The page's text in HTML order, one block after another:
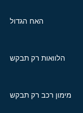
האח הגדול
הלוואות רק תבקש
מימון רכב רק תבקש